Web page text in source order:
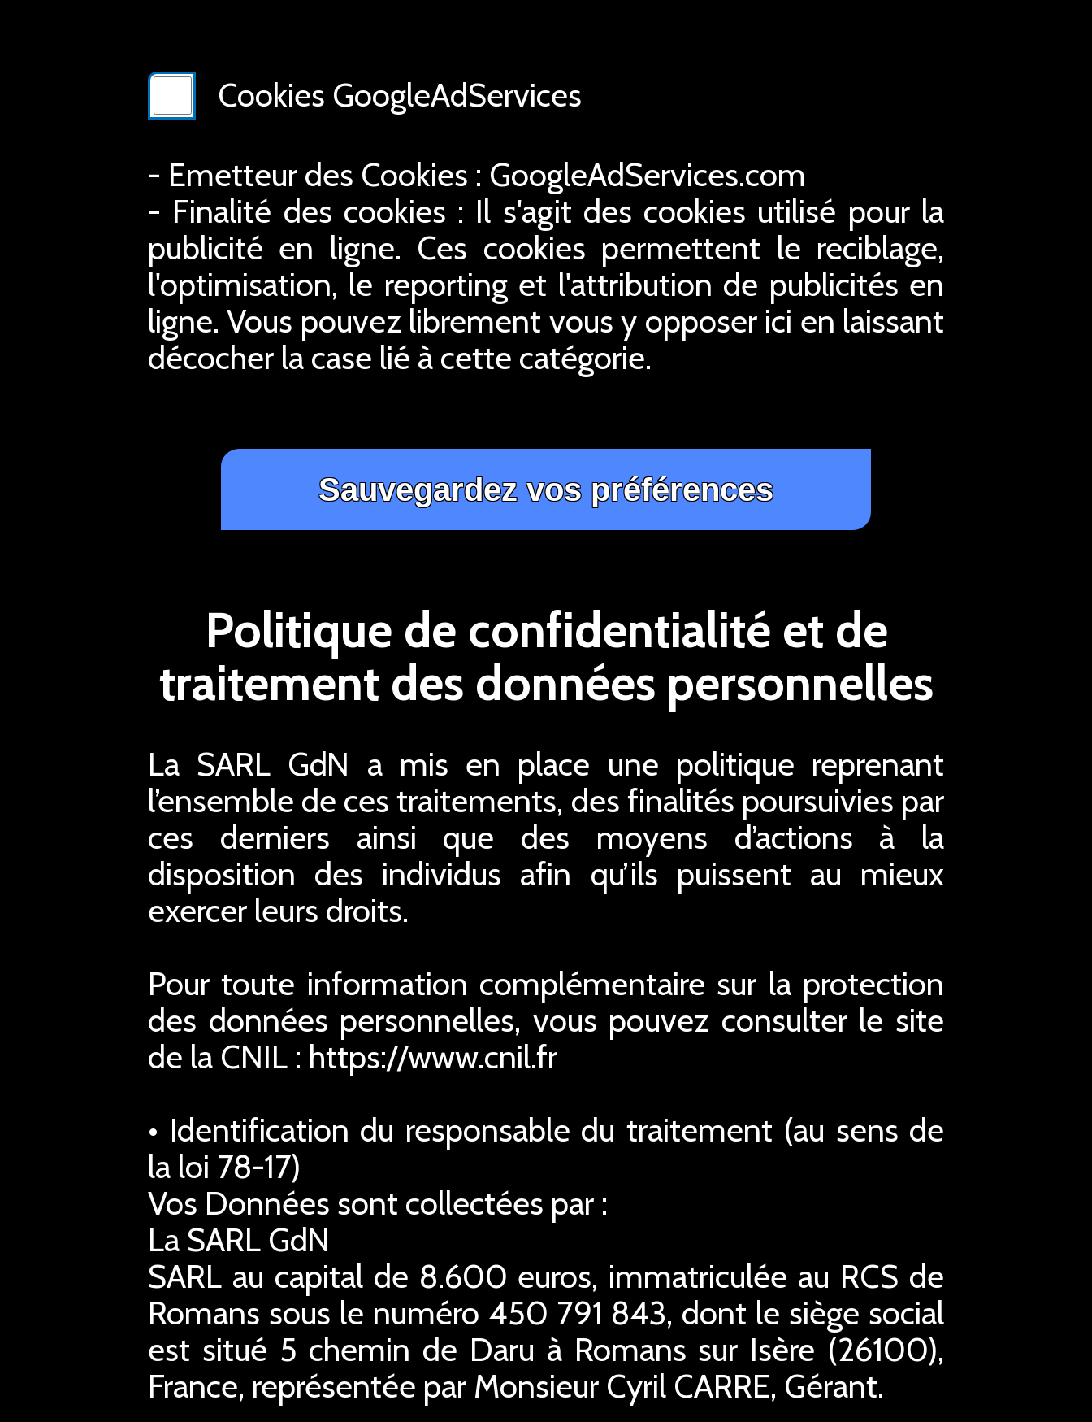
Cookies GoogleAdServices
- Emetteur des Cookies : GoogleAdServices.com
- Finalité des cookies : Il s'agit des cookies utilisé pour la
publicité en ligne. Ces cookies permettent le reciblage,
l'optimisation, le reporting et l'attribution de publicités en
ligne. Vous pouvez librement vous y opposer ici en laissant
décocher la case lié à cette catégorie.
Politique de confidentialité et de
traitement des données personnelles
La SARL GdN a mis en place une politique reprenant
l’ensemble de ces traitements, des finalités poursuivies par
ces derniers ainsi que des moyens d’actions à la
disposition des individus afin qu’ils puissent au mieux
exercer leurs droits.
Pour toute information complémentaire sur la protection
des données personnelles, vous pouvez consulter le site
de la CNIL : https://www.cnil.fr
• Identification du responsable du traitement (au sens de
la loi 78-17)
Vos Données sont collectées par :
La SARL GdN
SARL au capital de 8.600 euros, immatriculée au RCS de
Romans sous le numéro 450 791 843, dont le siège social
est situé 5 chemin de Daru à Romans sur Isère (26100),
France, représentée par Monsieur Cyril CARRE, Gérant.